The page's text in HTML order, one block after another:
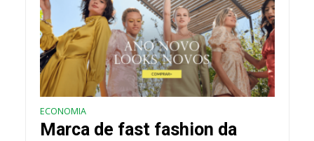
ECONOMIA
Marca de fast fashion da